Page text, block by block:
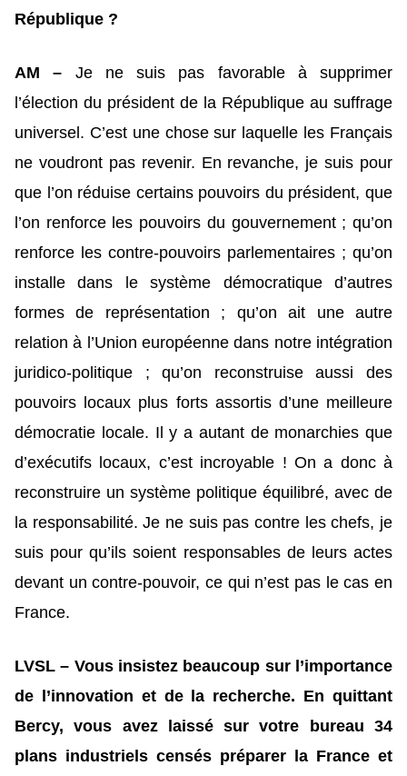
République ?
AM – Je ne suis pas favorable à supprimer
l’élection du président de la République au suffrage
universel. C’est une chose sur laquelle les Français
ne voudront pas revenir. En revanche, je suis pour
que l’on réduise certains pouvoirs du président, que
l’on renforce les pouvoirs du gouvernement ; qu’on
renforce les contre-pouvoirs parlementaires ; qu’on
installe dans le système démocratique d’autres
formes de représentation ; qu’on ait une autre
relation à l’Union européenne dans notre intégration
juridico-politique ; qu’on reconstruise aussi des
pouvoirs locaux plus forts assortis d’une meilleure
démocratie locale. Il y a autant de monarchies que
d’exécutifs locaux, c’est incroyable ! On a donc à
reconstruire un système politique équilibré, avec de
la responsabilité. Je ne suis pas contre les chefs, je
suis pour qu’ils soient responsables de leurs actes
devant un contre-pouvoir, ce qui n’est pas le cas en
France.
LVSL – Vous insistez beaucoup sur l’importance
de l’innovation et de la recherche. En quittant
Bercy, vous avez laissé sur votre bureau 34
plans industriels censés préparer la France et